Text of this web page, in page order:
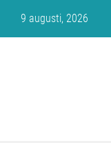
innehållet
9 augusti, 2026